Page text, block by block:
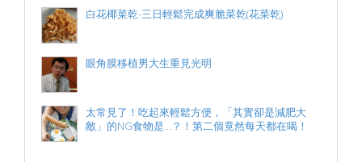
白花椰菜乾-三日輕鬆完成爽脆菜乾(花菜乾)
眼角膜移植男大生重見光明
太常見了！吃起來輕鬆方便，「其實卻是減肥大
敵」的NG食物是...？！第二個竟然每天都在喝！